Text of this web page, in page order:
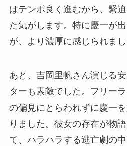
はテンポ良く進むから、緊
た気がします。特に慶一が
が、より濃厚に感じられまし
あと、吉岡里帆さん演じる
ターも素敵でした。フリー
の偏見にとらわれずに慶一
りました。彼女の存在が物
て、ハラハラする逃亡劇の